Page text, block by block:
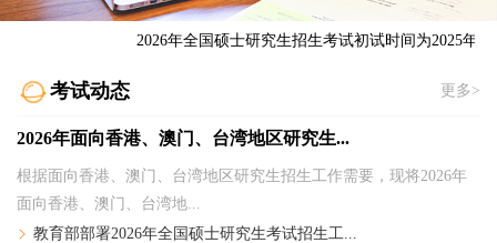
2026年全国硕士研究生招生考试初试时间为2025年12
考试动态 更多>
2026年面向香港、澳门、台湾地区研究生...
根据面向香港、澳门、台湾地区研究生招生工作需要，现将2026年
面向香港、澳门、台湾地...
教育部部署2026年全国硕士研究生考试招生工...